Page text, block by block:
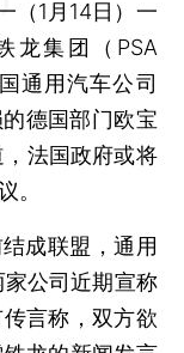
（1月14日）一
龙集团（PSA
通用汽车公司
德国部门欧宝
法国政府或将
。
成联盟，通用
公司近期宣称
言称，双方欲